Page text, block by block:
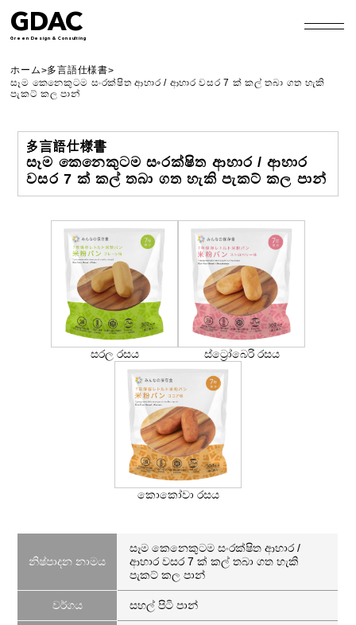
GDAC
Green Design & Consulting
ホーム>多言語仕様書>
සෑම කෙනෙකුටම සංරක්ෂිත ආහාර / ආහාර වසර 7 ක් කල් තබා ගත හැකි
පැකට් කල පාන්
多言語仕様書
සෑම කෙනෙකුටම සංරක්ෂිත ආහාර / ආහාර
වසර 7 ක් කල් තබා ගත හැකි පැකට් කල පාන්
සරල රසය ස්ට්‍රෝබෙරි රසය
කොකෝවා රසය
නිෂ්පාදන නාමය
සෑම කෙනෙකුටම සංරක්ෂිත ආහාර /
ආහාර වසර 7 ක් කල් තබා ගත හැකි
පැකට් කල පාන්
වර්ගය සහල් පිටි පාන්